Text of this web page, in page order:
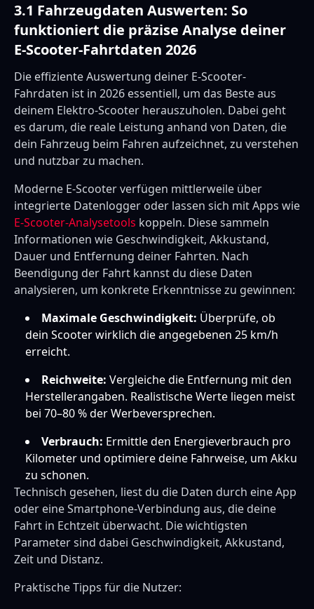
3.1 Fahrzeugdaten Auswerten: So
funktioniert die präzise Analyse deiner
E-Scooter-Fahrtdaten 2026
Die effiziente Auswertung deiner E-Scooter-
Fahrdaten ist in 2026 essentiell, um das Beste aus
deinem Elektro-Scooter herauszuholen. Dabei geht
es darum, die reale Leistung anhand von Daten, die
dein Fahrzeug beim Fahren aufzeichnet, zu verstehen
und nutzbar zu machen.
Moderne E-Scooter verfügen mittlerweile über
integrierte Datenlogger oder lassen sich mit Apps wie
E-Scooter-Analysetools koppeln. Diese sammeln
Informationen wie Geschwindigkeit, Akkustand,
Dauer und Entfernung deiner Fahrten. Nach
Beendigung der Fahrt kannst du diese Daten
analysieren, um konkrete Erkenntnisse zu gewinnen:
Maximale Geschwindigkeit: Überprüfe, ob
dein Scooter wirklich die angegebenen 25 km/h
erreicht.
Reichweite: Vergleiche die Entfernung mit den
Herstellerangaben. Realistische Werte liegen meist
bei 70–80 % der Werbeversprechen.
Verbrauch: Ermittle den Energieverbrauch pro
Kilometer und optimiere deine Fahrweise, um Akku
zu schonen.
Technisch gesehen, liest du die Daten durch eine App
oder eine Smartphone-Verbindung aus, die deine
Fahrt in Echtzeit überwacht. Die wichtigsten
Parameter sind dabei Geschwindigkeit, Akkustand,
Zeit und Distanz.
Praktische Tipps für die Nutzer: